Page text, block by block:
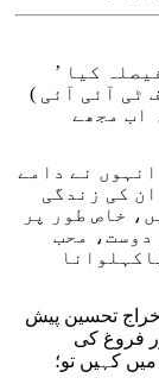
’ جب میں نے ایکٹنگ کی لائن میں آنے کا فیصلہ کیا
ٹی آئی آئی )
اب مجھے
نے دامے
کی زندگی
خاص طور پر
دوست، محب
تحسین پیش
فروغ کی
کہیں تو؛